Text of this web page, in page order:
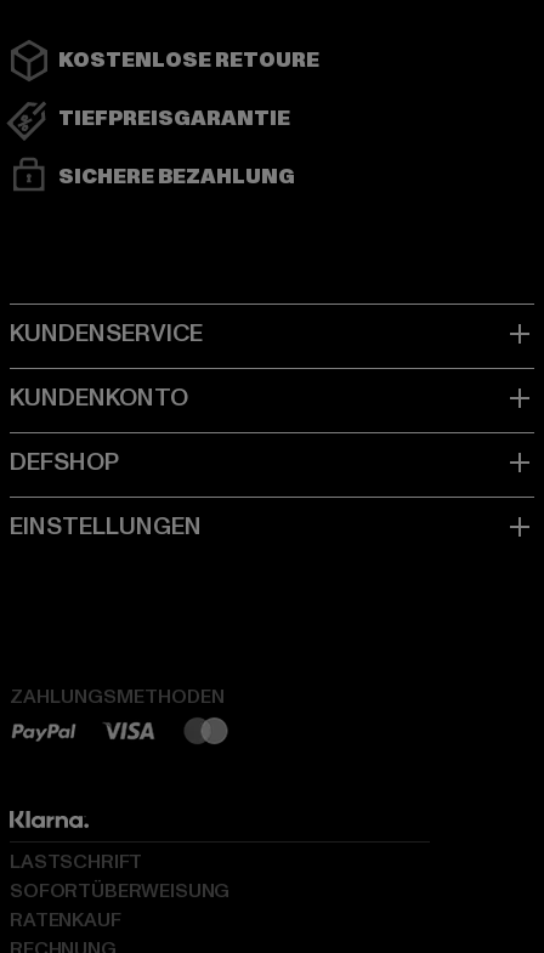
KOSTENLOSE RETOURE
TIEFPREISGARANTIE
SICHERE BEZAHLUNG
ZAHLUNGSMETHODEN
LASTSCHRIFT
SOFORTÜBERWEISUNG
RATENKAUF